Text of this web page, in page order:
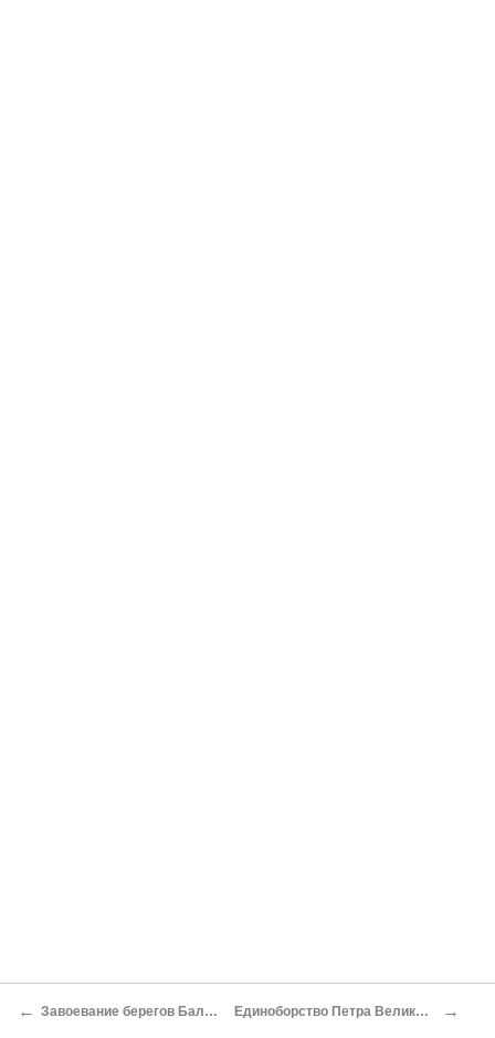
← Завоевание берегов Балтийского моря Единоборство Петра Великого с Карлом XII →